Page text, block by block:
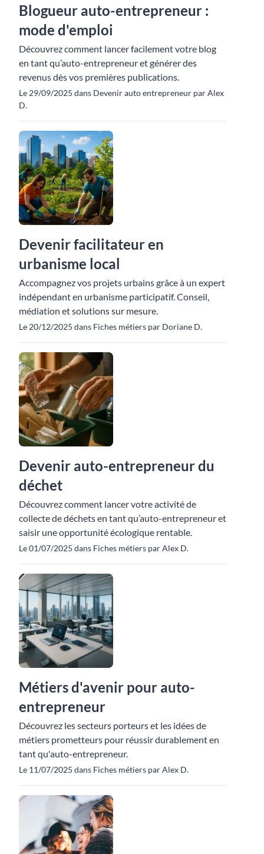
Blogueur auto-entrepreneur :
mode d'emploi
Découvrez comment lancer facilement votre blog
en tant qu’auto-entrepreneur et générer des
revenus dès vos premières publications.
Le 29/09/2025 dans Devenir auto entrepreneur par Alex
D.
Devenir facilitateur en
urbanisme local
Accompagnez vos projets urbains grâce à un expert
indépendant en urbanisme participatif. Conseil,
médiation et solutions sur mesure.
Le 20/12/2025 dans Fiches métiers par Doriane D.
Devenir auto-entrepreneur du
déchet
Découvrez comment lancer votre activité de
collecte de déchets en tant qu’auto-entrepreneur et
saisir une opportunité écologique rentable.
Le 01/07/2025 dans Fiches métiers par Alex D.
Métiers d'avenir pour auto-
entrepreneur
Découvrez les secteurs porteurs et les idées de
métiers prometteurs pour réussir durablement en
tant qu'auto-entrepreneur.
Le 11/07/2025 dans Fiches métiers par Alex D.